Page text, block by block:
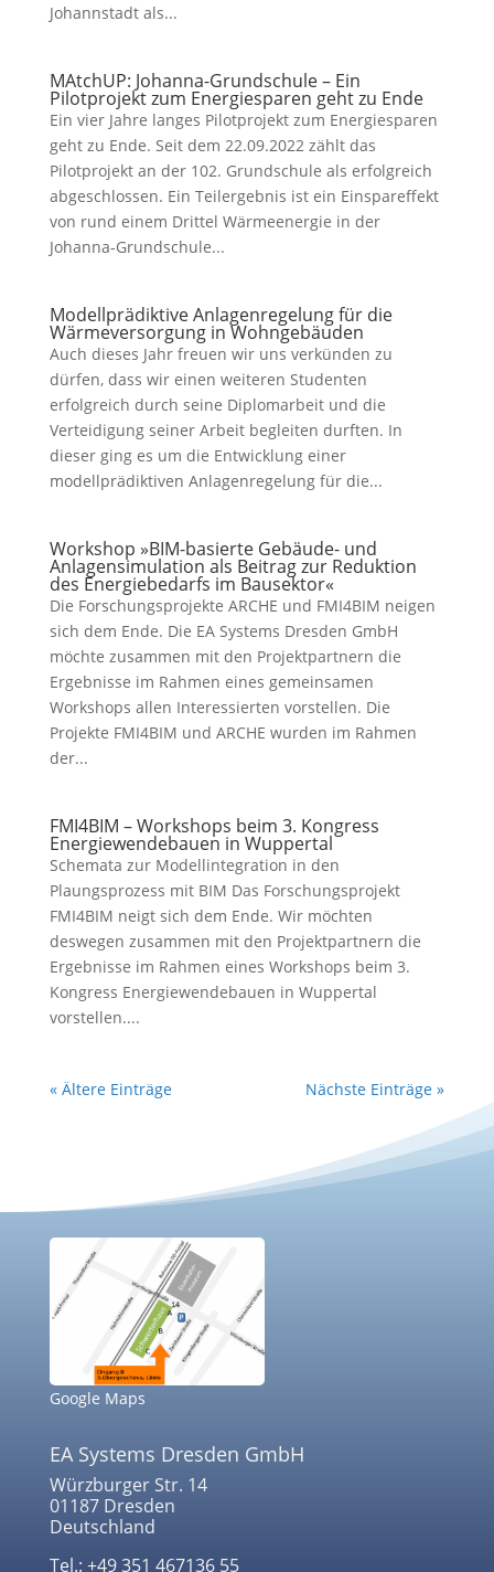
Johannstadt als...
MAtchUP: Johanna-Grundschule – Ein
Pilotprojekt zum Energiesparen geht zu Ende
Ein vier Jahre langes Pilotprojekt zum Energiesparen
geht zu Ende. Seit dem 22.09.2022 zählt das
Pilotprojekt an der 102. Grundschule als erfolgreich
abgeschlossen. Ein Teilergebnis ist ein Einspareffekt
von rund einem Drittel Wärmeenergie in der
Johanna-Grundschule...
Modellprädiktive Anlagenregelung für die
Wärmeversorgung in Wohngebäuden
Auch dieses Jahr freuen wir uns verkünden zu
dürfen, dass wir einen weiteren Studenten
erfolgreich durch seine Diplomarbeit und die
Verteidigung seiner Arbeit begleiten durften. In
dieser ging es um die Entwicklung einer
modellprädiktiven Anlagenregelung für die...
Workshop »BIM-basierte Gebäude- und
Anlagensimulation als Beitrag zur Reduktion
des Energiebedarfs im Bausektor«
Die Forschungsprojekte ARCHE und FMI4BIM neigen
sich dem Ende. Die EA Systems Dresden GmbH
möchte zusammen mit den Projektpartnern die
Ergebnisse im Rahmen eines gemeinsamen
Workshops allen Interessierten vorstellen. Die
Projekte FMI4BIM und ARCHE wurden im Rahmen
der...
FMI4BIM – Workshops beim 3. Kongress
Energiewendebauen in Wuppertal
Schemata zur Modellintegration in den
Plaungsprozess mit BIM Das Forschungsprojekt
FMI4BIM neigt sich dem Ende. Wir möchten
deswegen zusammen mit den Projektpartnern die
Ergebnisse im Rahmen eines Workshops beim 3.
Kongress Energiewendebauen in Wuppertal
vorstellen....
« Ältere Einträge Nächste Einträge »
Google Maps
EA Systems Dresden GmbH
Würzburger Str. 14
01187 Dresden
Deutschland
Tel.: +49 351 467136 55